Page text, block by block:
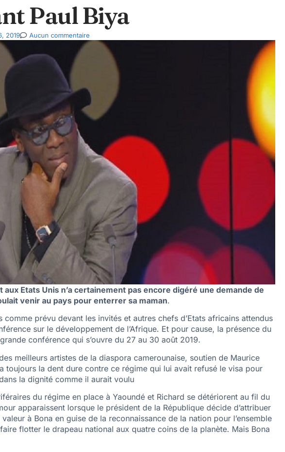
Paul Biya
2019 Aucun commentaire
Etats Unis n’a certainement pas encore digéré une demande de
venir au pays pour enterrer sa maman.
prévu devant les invités et autres chefs d’Etats africains attendus
sur le développement de l’Afrique. Et pour cause, la présence du
conférence qui s’ouvre du 27 au 30 août 2019.
meilleurs artistes de la diaspora camerounaise, soutien de Maurice
toujours la dent dure contre ce régime qui lui avait refusé le visa pour
la dignité comme il aurait voulu
du régime en place à Yaoundé et Richard se détériorent au fil du
apparaissent lorsque le président de la République décide d’attribuer
à Bona en guise de la reconnaissance de la nation pour l’ensemble
flotter le drapeau national aux quatre coins de la planète. Mais Bona